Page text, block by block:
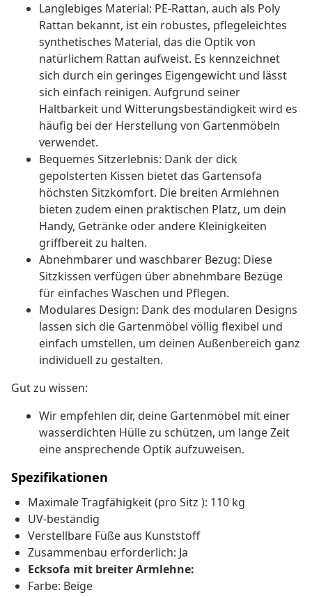
Langlebiges Material: PE-Rattan, auch als Poly
Rattan bekannt, ist ein robustes, pflegeleichtes
synthetisches Material, das die Optik von
natürlichem Rattan aufweist. Es kennzeichnet
sich durch ein geringes Eigengewicht und lässt
sich einfach reinigen. Aufgrund seiner
Haltbarkeit und Witterungsbeständigkeit wird es
häufig bei der Herstellung von Gartenmöbeln
verwendet.
Bequemes Sitzerlebnis: Dank der dick
gepolsterten Kissen bietet das Gartensofa
höchsten Sitzkomfort. Die breiten Armlehnen
bieten zudem einen praktischen Platz, um dein
Handy, Getränke oder andere Kleinigkeiten
griffbereit zu halten.
Abnehmbarer und waschbarer Bezug: Diese
Sitzkissen verfügen über abnehmbare Bezüge
für einfaches Waschen und Pflegen.
Modulares Design: Dank des modularen Designs
lassen sich die Gartenmöbel völlig flexibel und
einfach umstellen, um deinen Außenbereich ganz
individuell zu gestalten.
Gut zu wissen:
Wir empfehlen dir, deine Gartenmöbel mit einer
wasserdichten Hülle zu schützen, um lange Zeit
eine ansprechende Optik aufzuweisen.
Spezifikationen
Maximale Tragfähigkeit (pro Sitz ): 110 kg
UV-beständig
Verstellbare Füße aus Kunststoff
Zusammenbau erforderlich: Ja
Ecksofa mit breiter Armlehne:
Farbe: Beige